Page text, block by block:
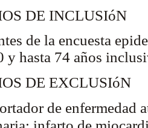
DE INCLUSIóN
de la encuesta
y hasta 74 años
DE EXCLUSIóN
de enfermedad